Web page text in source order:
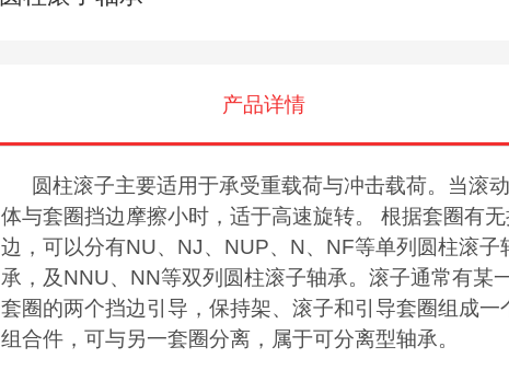
产品详情
圆柱滚子主要适用于承受重载荷与冲击载荷。当滚动
体与套圈挡边摩擦小时，适于高速旋转。 根据套圈有无
边，可以分有NU、NJ、NUP、N、NF等单列圆柱滚子
承，及NNU、NN等双列圆柱滚子轴承。滚子通常有某
套圈的两个挡边引导，保持架、滚子和引导套圈组成一
组合件，可与另一套圈分离，属于可分离型轴承。